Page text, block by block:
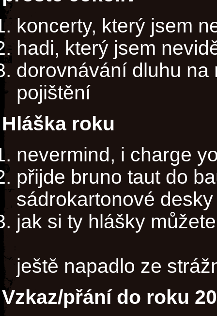
koncerty, který jsem
hadi, který jsem
dorovnávání dluhu
pojištění
Hláška roku
nevermind, i charge
přijde bruno taut do
sádrokartonové desky
jak si ty hlášky
ještě napadlo ze
Vzkaz/přání do roku